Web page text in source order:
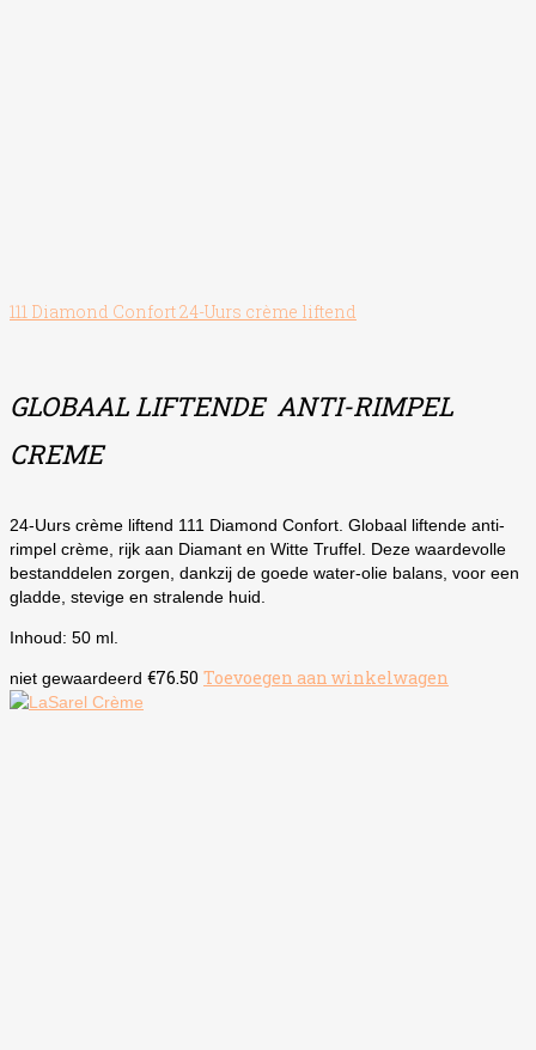
111 Diamond Confort 24-Uurs crème liftend
GLOBAAL LIFTENDE ANTI-RIMPEL
CREME
24-Uurs crème liftend 111 Diamond Confort. Globaal liftende anti-
rimpel crème, rijk aan Diamant en Witte Truffel. Deze waardevolle
bestanddelen zorgen, dankzij de goede water-olie balans, voor een
gladde, stevige en stralende huid.
Inhoud: 50 ml.
niet gewaardeerd €76.50 Toevoegen aan winkelwagen